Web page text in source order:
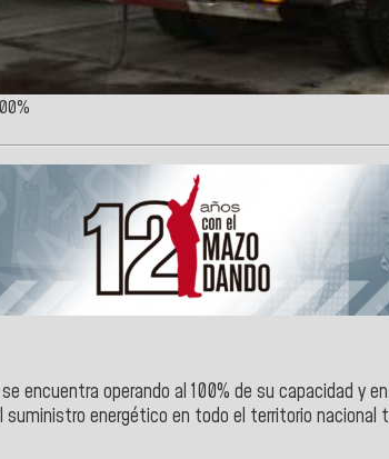
encuentra operando al 100% de su capacidad y
energético en todo el territorio nacional